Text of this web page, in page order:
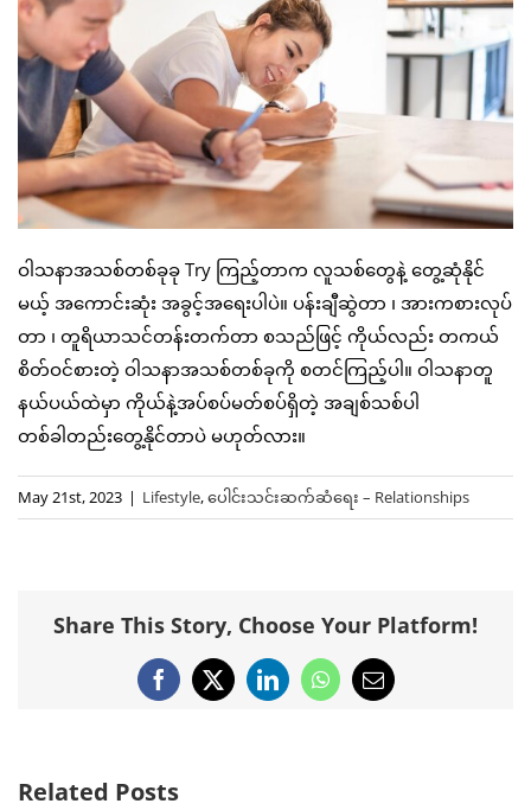
ဝါသနာအသစ်တစ်ခုခု Try ကြည့်တာက လူသစ်တွေနဲ့ တွေ့ဆုံနိုင်
မယ့် အကောင်းဆုံး အခွင့်အရေးပါပဲ။ ပန်းချီဆွဲတာ ၊ အားကစားလုပ်
တာ ၊ တူရိယာသင်တန်းတက်တာ စသည်ဖြင့် ကိုယ်လည်း တကယ်
စိတ်ဝင်စားတဲ့ ဝါသနာအသစ်တစ်ခုကို စတင်ကြည့်ပါ။ ဝါသနာတူ
နယ်ပယ်ထဲမှာ ကိုယ်နဲ့အပ်စပ်မတ်စပ်ရှိတဲ့ အချစ်သစ်ပါ
တစ်ခါတည်းတွေ့နိုင်တာပဲ မဟုတ်လား။
May 21st, 2023 | Lifestyle,ပေါင်းသင်းဆက်ဆံရေး – Relationships
Share This Story, Choose Your Platform!
Facebook
X LinkedInWhatsApp
Email
Related Posts